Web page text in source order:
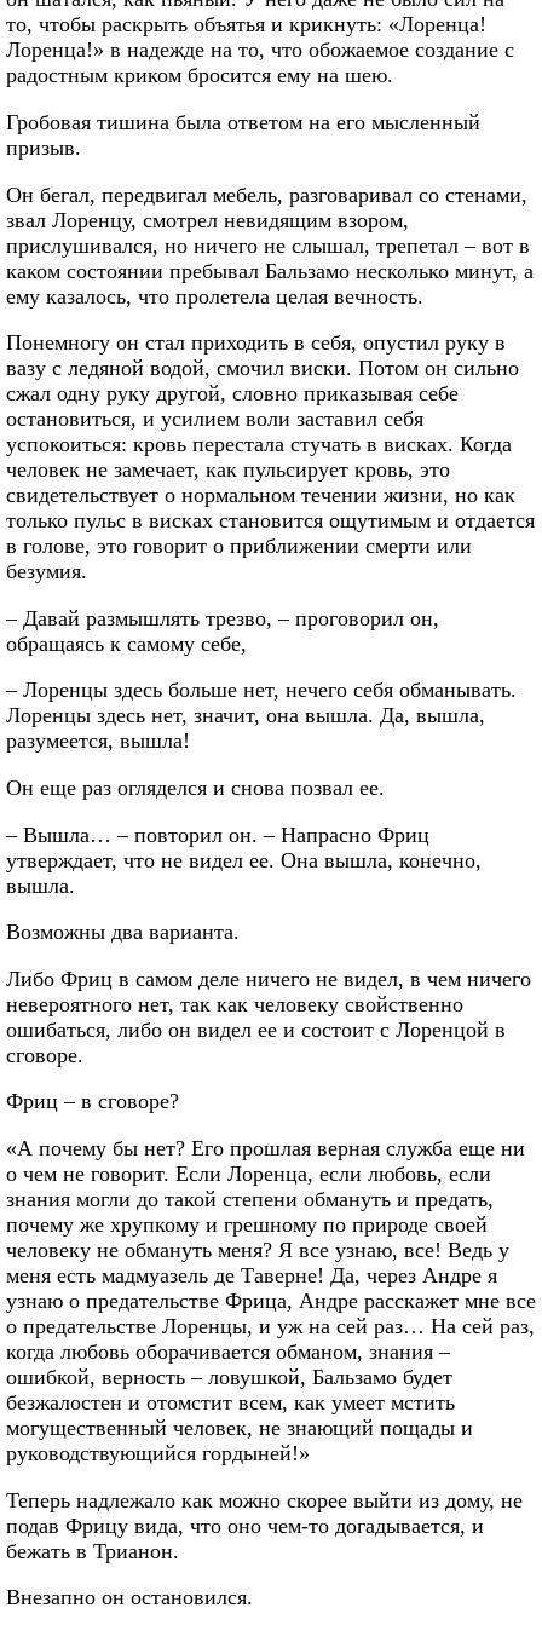
то, чтобы раскрыть объятья и крикнуть: «Лоренца!
Лоренца!» в надежде на то, что обожаемое создание с
радостным криком бросится ему на шею.
Гробовая тишина была ответом на его мысленный
призыв.
Он бегал, передвигал мебель, разговаривал со стенами,
звал Лоренцу, смотрел невидящим взором,
прислушивался, но ничего не слышал, трепетал – вот в
каком состоянии пребывал Бальзамо несколько минут, а
ему казалось, что пролетела целая вечность.
Понемногу он стал приходить в себя, опустил руку в
вазу с ледяной водой, смочил виски. Потом он сильно
сжал одну руку другой, словно приказывая себе
остановиться, и усилием воли заставил себя
успокоиться: кровь перестала стучать в висках. Когда
человек не замечает, как пульсирует кровь, это
свидетельствует о нормальном течении жизни, но как
только пульс в висках становится ощутимым и отдается
в голове, это говорит о приближении смерти или
безумия.
– Давай размышлять трезво, – проговорил он,
обращаясь к самому себе,
– Лоренцы здесь больше нет, нечего себя обманывать.
Лоренцы здесь нет, значит, она вышла. Да, вышла,
разумеется, вышла!
Он еще раз огляделся и снова позвал ее.
– Вышла… – повторил он. – Напрасно Фриц
утверждает, что не видел ее. Она вышла, конечно,
вышла.
Возможны два варианта.
Либо Фриц в самом деле ничего не видел, в чем ничего
невероятного нет, так как человеку свойственно
ошибаться, либо он видел ее и состоит с Лоренцой в
сговоре.
Фриц – в сговоре?
«А почему бы нет? Его прошлая верная служба еще ни
о чем не говорит. Если Лоренца, если любовь, если
знания могли до такой степени обмануть и предать,
почему же хрупкому и грешному по природе своей
человеку не обмануть меня? Я все узнаю, все! Ведь у
меня есть мадмуазель де Таверне! Да, через Андре я
узнаю о предательстве Фрица, Андре расскажет мне все
о предательстве Лоренцы, и уж на сей раз… На сей раз,
когда любовь оборачивается обманом, знания –
ошибкой, верность – ловушкой, Бальзамо будет
безжалостен и отомстит всем, как умеет мстить
могущественный человек, не знающий пощады и
руководствующийся гордыней!»
Теперь надлежало как можно скорее выйти из дому, не
подав Фрицу вида, что оно чем-то догадывается, и
бежать в Трианон.
Внезапно он остановился.